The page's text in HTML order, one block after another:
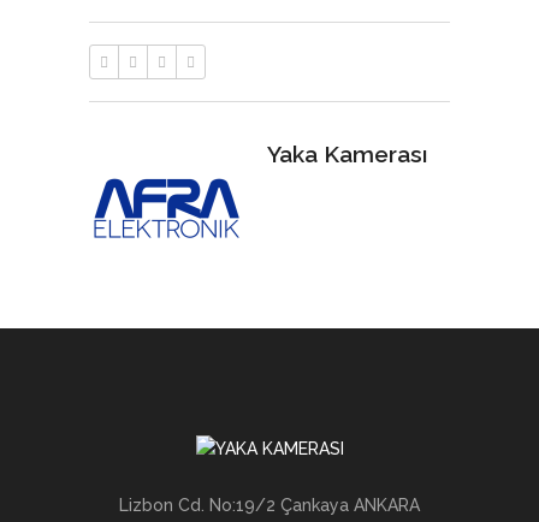
Yaka Kamerası
Lizbon Cd. No:19/2 Çankaya ANKARA